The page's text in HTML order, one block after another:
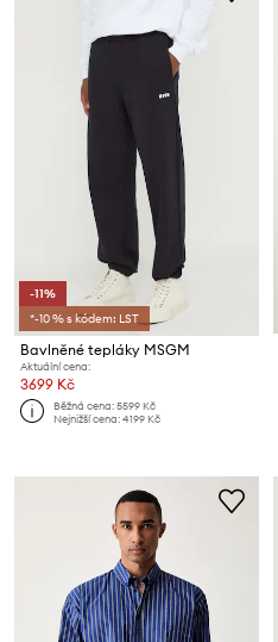
-11%
*-10 % s kódem: LST
Bavlněné tepláky MSGM
Aktuální cena:
3699 Kč
Běžná cena:5599 Kč
Nejnižší cena:4199 Kč